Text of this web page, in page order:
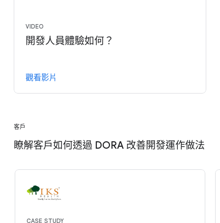
VIDEO
開發人員體驗如何？
觀看影片
客戶
瞭解客戶如何透過 DORA 改善開發運作做法
CASE STUDY